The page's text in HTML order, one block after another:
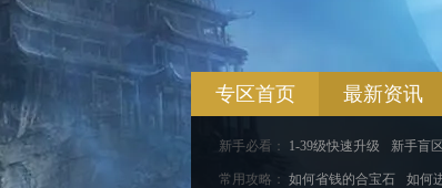
专区首页 最新资讯
新手必看： 1-39级快速升级 新手盲区
常用攻略： 如何省钱的合宝石 如何